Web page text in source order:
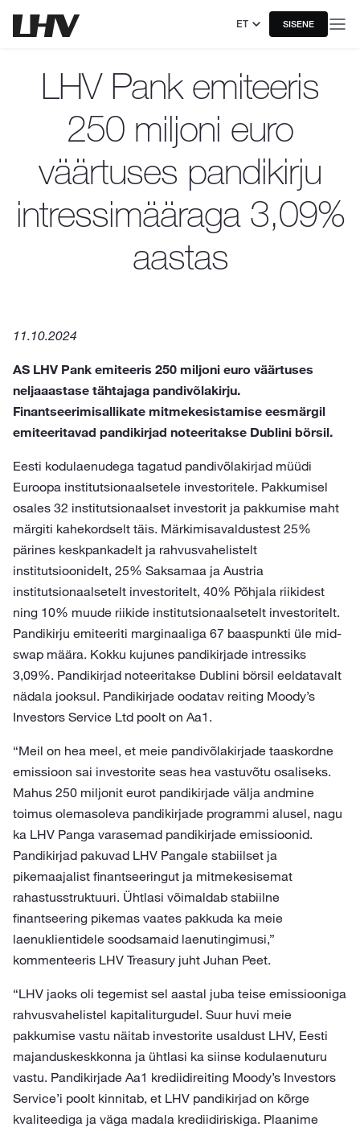
ET SISENE
LHV Pank emiteeris
250 miljoni euro
väärtuses pandikirju
intressimääraga 3,09%
aastas
11.10.2024
AS LHV Pank emiteeris 250 miljoni euro väärtuses
neljaaastase tähtajaga pandivõlakirju.
Finantseerimisallikate mitmekesistamise eesmärgil
emiteeritavad pandikirjad noteeritakse Dublini börsil.
Eesti kodulaenudega tagatud pandivõlakirjad müüdi
Euroopa institutsionaalsetele investoritele. Pakkumisel
osales 32 institutsionaalset investorit ja pakkumise maht
märgiti kahekordselt täis. Märkimisavaldustest 25%
pärines keskpankadelt ja rahvusvahelistelt
institutsioonidelt, 25% Saksamaa ja Austria
institutsionaalsetelt investoritelt, 40% Põhjala riikidest
ning 10% muude riikide institutsionaalsetelt investoritelt.
Pandikirju emiteeriti marginaaliga 67 baaspunkti üle mid-
swap määra. Kokku kujunes pandikirjade intressiks
3,09%. Pandikirjad noteeritakse Dublini börsil eeldatavalt
nädala jooksul. Pandikirjade oodatav reiting Moody’s
Investors Service Ltd poolt on Aa1.
“Meil on hea meel, et meie pandivõlakirjade taaskordne
emissioon sai investorite seas hea vastuvõtu osaliseks.
Mahus 250 miljonit eurot pandikirjade välja andmine
toimus olemasoleva pandikirjade programmi alusel, nagu
ka LHV Panga varasemad pandikirjade emissioonid.
Pandikirjad pakuvad LHV Pangale stabiilset ja
pikemaajalist finantseeringut ja mitmekesisemat
rahastusstruktuuri. Ühtlasi võimaldab stabiilne
finantseering pikemas vaates pakkuda ka meie
laenuklientidele soodsamaid laenutingimusi,”
kommenteeris LHV Treasury juht Juhan Peet.
“LHV jaoks oli tegemist sel aastal juba teise emissiooniga
rahvusvahelistel kapitaliturgudel. Suur huvi meie
pakkumise vastu näitab investorite usaldust LHV, Eesti
majanduskeskkonna ja ühtlasi ka siinse kodulaenuturu
vastu. Pandikirjade Aa1 krediidireiting Moody’s Investors
Service’i poolt kinnitab, et LHV pandikirjad on kõrge
kvaliteediga ja väga madala krediidiriskiga. Plaanime